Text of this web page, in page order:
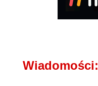
Wiadomości: